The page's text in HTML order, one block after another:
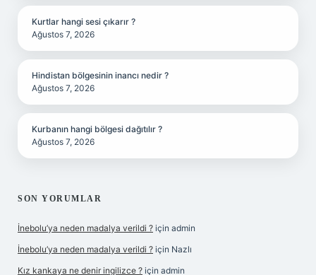
Kurtlar hangi sesi çıkarır ?
Ağustos 7, 2026
Hindistan bölgesinin inancı nedir ?
Ağustos 7, 2026
Kurbanın hangi bölgesi dağıtılır ?
Ağustos 7, 2026
SON YORUMLAR
İnebolu’ya neden madalya verildi ? için admin
İnebolu’ya neden madalya verildi ? için Nazlı
Kız kankaya ne denir ingilizce ? için admin